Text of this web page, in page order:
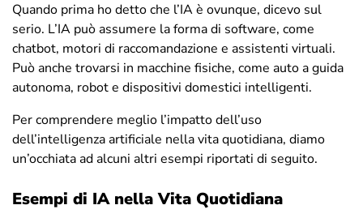
Quando prima ho detto che l’IA è ovunque, dicevo sul
serio. L’IA può assumere la forma di software, come
chatbot, motori di raccomandazione e assistenti virtuali.
Può anche trovarsi in macchine fisiche, come auto a guida
autonoma, robot e dispositivi domestici intelligenti.
Per comprendere meglio l’impatto dell’uso
dell’intelligenza artificiale nella vita quotidiana, diamo
un’occhiata ad alcuni altri esempi riportati di seguito.
Esempi di IA nella Vita Quotidiana